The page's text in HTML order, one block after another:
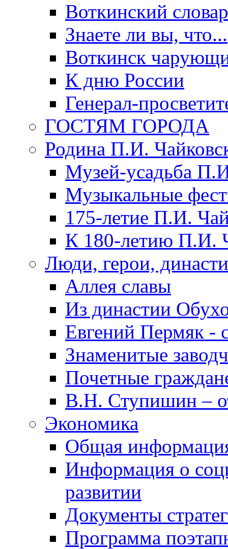
Воткинский
Знаете ли вы, что...
Воткинск
К дню России
Генерал-
ГОСТЯМ ГОРОДА
Родина П.И.
Музей-усадьба
Музыкальные
175-летие П.И.
К 180-летию П.И.
Люди, герои,
Аллея славы
Из династии
Евгений Пермяк -
Знаменитые
Почетные
В.Н. Ступишин –
Экономика
Общая
Информация о
развитии
Документы
Программа